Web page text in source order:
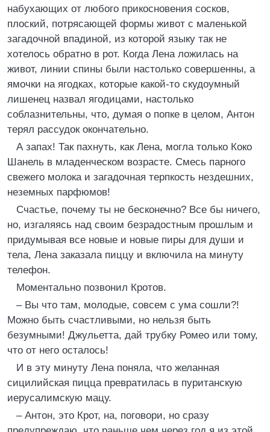
набухающих от любого прикосновения сосков,
плоский, потрясающей формы живот с маленькой
загадочной впадиной, из которой языку так не
хотелось обратно в рот. Когда Лена ложилась на
живот, линии спины были настолько совершенны, а
ямочки на ягодках, которые какой-то скудоумный
лишенец назвал ягодицами, настолько
соблазнительны, что, думая о попке в целом, Антон
терял рассудок окончательно.
А запах! Так пахнуть, как Лена, могла только Коко
Шанель в младенческом возрасте. Смесь парного
свежего молока и загадочная терпкость нездешних,
неземных парфюмов!
Счастье, почему ты не бесконечно? Все бы ничего,
но, изгаляясь над своим безрадостным прошлым и
придумывая все новые и новые пиры для души и
тела, Лена заказала пиццу и включила на минуту
телефон.
Моментально позвонил Кротов.
– Вы что там, молодые, совсем с ума сошли?!
Можно быть счастливыми, но нельзя быть
безумными! Джульетта, дай трубку Ромео или тому,
что от него осталось!
И в эту минуту Лена поняла, что желанная
сицилийская пицца превратилась в пуританскую
иерусалимскую мацу.
– Антон, это Крот, на, поговори, но сразу